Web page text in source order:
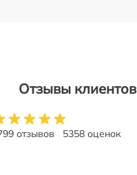
Отзывы клиентов
отзывов 5358 оценок